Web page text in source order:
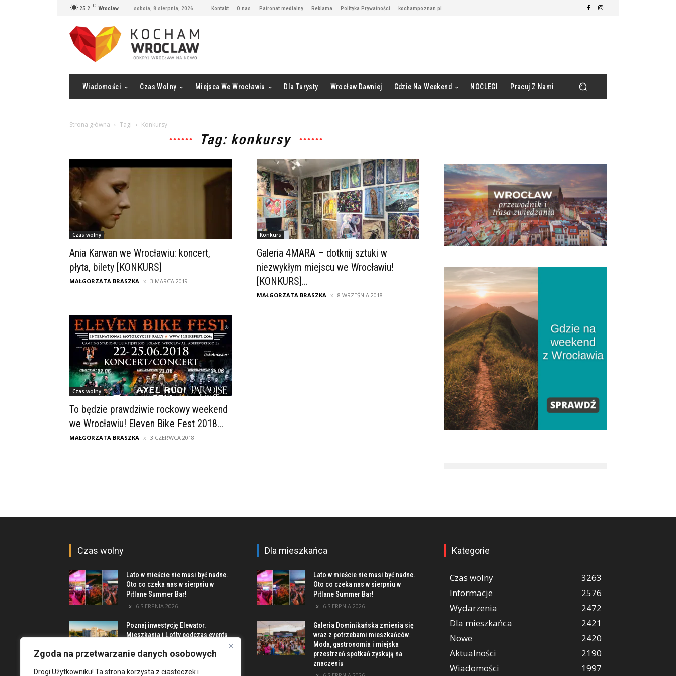
Zgoda na przetwarzanie danych osobowych
Drogi Użytkowniku! Ta strona korzysta z ciasteczek i
25.2 C Wrocław sobota, 8 sierpnia, 2026 Kontakt O nas Patronat medialny Reklama Polityka Prywatności kochampoznan.pl
Wiadomości Czas Wolny Miejsca We Wrocławiu Dla Turysty Wrocław Dawniej Gdzie Na Weekend NOCLEGI Pracuj Z Nami
Strona główna Tagi Konkursy
Tag: konkursy
Czas wolny
Ania Karwan we Wrocławiu: koncert,
płyta, bilety [KONKURS]
MAŁGORZATA BRASZKA 3 MARCA 2019
Konkurs
Galeria 4MARA – dotknij sztuki w
niezwykłym miejscu we Wrocławiu!
[KONKURS]...
MAŁGORZATA BRASZKA 8 WRZEŚNIA 2018
Czas wolny
To będzie prawdziwie rockowy weekend
we Wrocławiu! Eleven Bike Fest 2018...
MAŁGORZATA BRASZKA 3 CZERWCA 2018
Czas wolny
Lato w mieście nie musi być nudne.
Oto co czeka nas w sierpniu w
Pitlane Summer Bar!
6 SIERPNIA 2026
Poznaj inwestycję Elewator.
Mieszkania i Lofty podczas eventu
5 SIERPNIA 2026
Dla mieszkańca
Lato w mieście nie musi być nudne.
Oto co czeka nas w sierpniu w
Pitlane Summer Bar!
6 SIERPNIA 2026
Galeria Dominikańska zmienia się
wraz z potrzebami mieszkańców.
Moda, gastronomia i miejska
przestrzeń spotkań zyskują na
znaczeniu
Kategorie
Czas wolny
3263
Informacje
2576
Wydarzenia
2472
Dla mieszkańca
2421
Nowe
2420
Aktualności
2190
Wiadomości
1997